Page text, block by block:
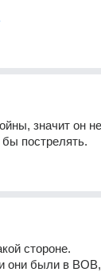
значит он
пострелять.
стороне.
они были в